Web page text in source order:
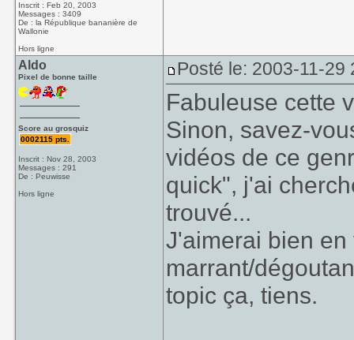
Inscrit : Feb 20, 2003
Messages : 3409
De : la République bananière de
Wallonie
Hors ligne
Aldo
Pixel de bonne taille
Score au grosquiz
0002115 pts.
Inscrit : Nov 28, 2003
Messages : 291
De : Peuwisse
Hors ligne
Posté le: 2003-11-29
Fabuleuse cette
Sinon, savez-
vidéos de ce
quick", j'ai
trouvé...
J'aimerai bien
marrant/
topic ça, tiens.